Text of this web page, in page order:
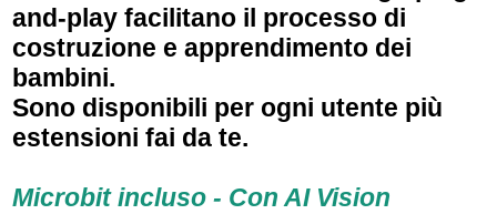
and-play facilitano il processo di
costruzione e apprendimento dei
bambini.
Sono disponibili per ogni utente più
estensioni fai da te.
Microbit incluso - Con AI Vision